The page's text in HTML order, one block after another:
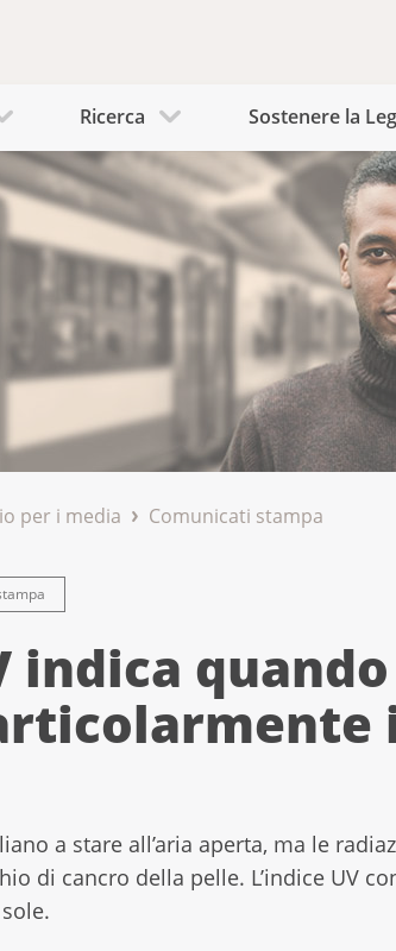
Ricerca Sostenere la
per i media Comunicati stampa
indica
a stare all’aria aperta, ma le
di cancro della pelle. L’indice UV